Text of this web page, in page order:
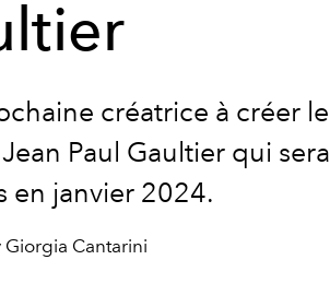
créatrice à créer le
Paul Gaultier qui sera
en janvier 2024.
Cantarini